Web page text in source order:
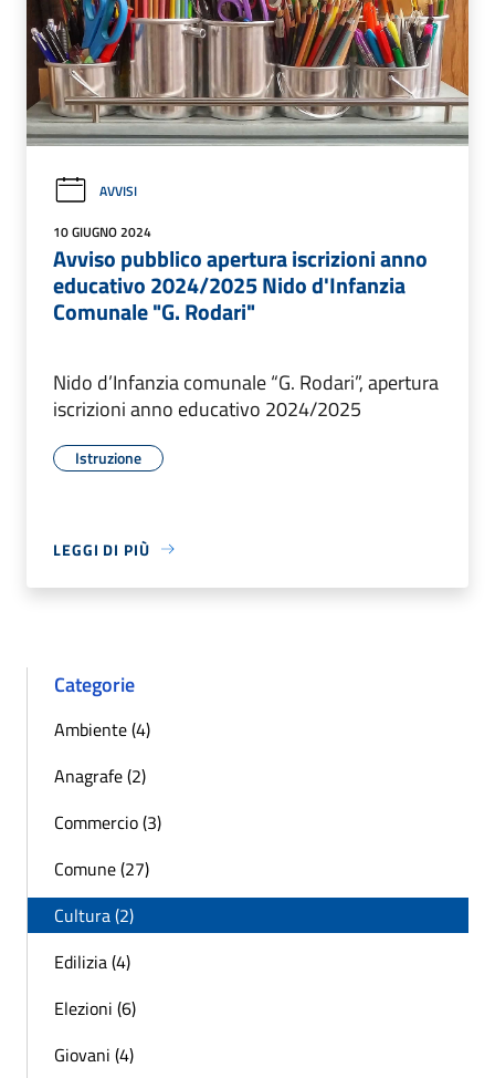
AVVISI
10 GIUGNO 2024
Avviso pubblico apertura iscrizioni anno
educativo 2024/2025 Nido d'Infanzia
Comunale "G. Rodari"
Nido d’Infanzia comunale “G. Rodari”, apertura
iscrizioni anno educativo 2024/2025
Istruzione
LEGGI DI PIÙ
Categorie
Ambiente (4)
Anagrafe (2)
Commercio (3)
Comune (27)
Cultura (2)
Edilizia (4)
Elezioni (6)
Giovani (4)